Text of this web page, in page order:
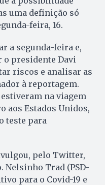
uma definição só
feira, 16.
a segunda-feira e,
o presidente Davi
riscos e analisar as
à reportagem.
na viagem
aos Estados Unidos,
teste para
pelo Twitter,
Nelsinho Trad (PSD-
para o Covid-19 e